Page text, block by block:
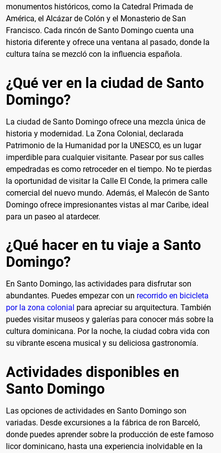
monumentos históricos, como la Catedral Primada de
América, el Alcázar de Colón y el Monasterio de San
Francisco. Cada rincón de Santo Domingo cuenta una
historia diferente y ofrece una ventana al pasado, donde la
cultura taína se mezcló con la influencia española.
¿Qué ver en la ciudad de Santo
Domingo?
La ciudad de Santo Domingo ofrece una mezcla única de
historia y modernidad. La Zona Colonial, declarada
Patrimonio de la Humanidad por la UNESCO, es un lugar
imperdible para cualquier visitante. Pasear por sus calles
empedradas es como retroceder en el tiempo. No te pierdas
la oportunidad de visitar la Calle El Conde, la primera calle
comercial del nuevo mundo. Además, el Malecón de Santo
Domingo ofrece impresionantes vistas al mar Caribe, ideal
para un paseo al atardecer.
¿Qué hacer en tu viaje a Santo
Domingo?
En Santo Domingo, las actividades para disfrutar son
abundantes. Puedes empezar con un recorrido en bicicleta
por la zona colonial para apreciar su arquitectura. También
puedes visitar museos y galerías para conocer más sobre la
cultura dominicana. Por la noche, la ciudad cobra vida con
su vibrante escena musical y su deliciosa gastronomía.
Actividades disponibles en
Santo Domingo
Las opciones de actividades en Santo Domingo son
variadas. Desde excursiones a la fábrica de ron Barceló,
donde puedes aprender sobre la producción de este famoso
licor dominicano, hasta una experiencia inolvidable en la